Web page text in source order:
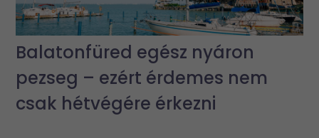
Balatonfüred egész nyáron
pezseg – ezért érdemes nem
csak hétvégére érkezni